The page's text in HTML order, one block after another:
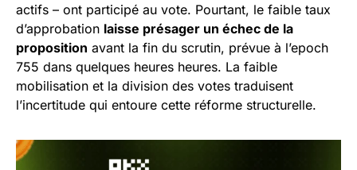
actifs – ont participé au vote. Pourtant, le faible taux
d’approbation laisse présager un échec de la
proposition avant la fin du scrutin, prévue à l’epoch
755 dans quelques heures heures. La faible
mobilisation et la division des votes traduisent
l’incertitude qui entoure cette réforme structurelle.